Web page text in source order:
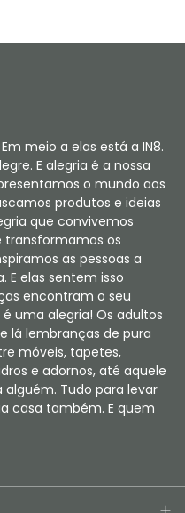
meio a elas está a IN8.
E alegria é a nossa
o mundo aos
produtos e ideias
que convivemos
transformamos os
as pessoas a
E elas sentem isso
encontram o seu
uma alegria! Os adultos
lá lembranças de pura
móveis, tapetes,
e adornos, até aquele
Tudo para levar
casa também. E quem